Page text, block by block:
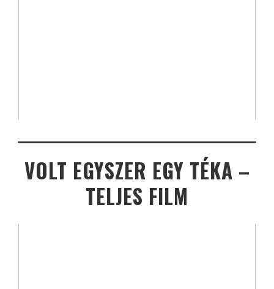
VOLT EGYSZER EGY TÉKA –
TELJES FILM